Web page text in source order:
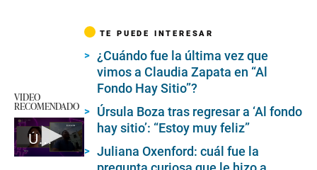
VIDEO
RECOMENDADO
Úrsula Boza revela que al inicio ganaba 100 soles en AFHS
TE PUEDE INTERESAR
¿Cuándo fue la última vez que
vimos a Claudia Zapata en “Al
Fondo Hay Sitio”?
Úrsula Boza tras regresar a ‘Al fondo
hay sitio’: “Estoy muy feliz”
Juliana Oxenford: cuál fue la